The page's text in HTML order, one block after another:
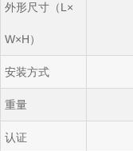
外形尺寸（L×
W×H）
安装方式
重量
认证